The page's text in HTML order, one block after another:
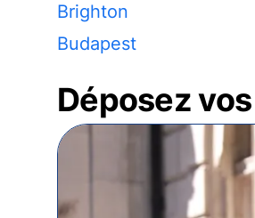
Brighton
Budapest
Déposez